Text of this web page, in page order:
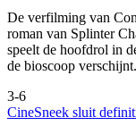
De verfilming van
roman van Splinter
speelt de hoofdrol in
de bioscoop verschijnt.
3-6
CineSneek sluit